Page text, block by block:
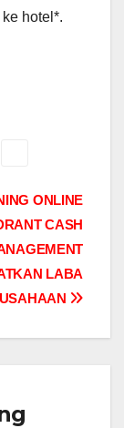
hotel*.
ONLINE
CASH
LABA